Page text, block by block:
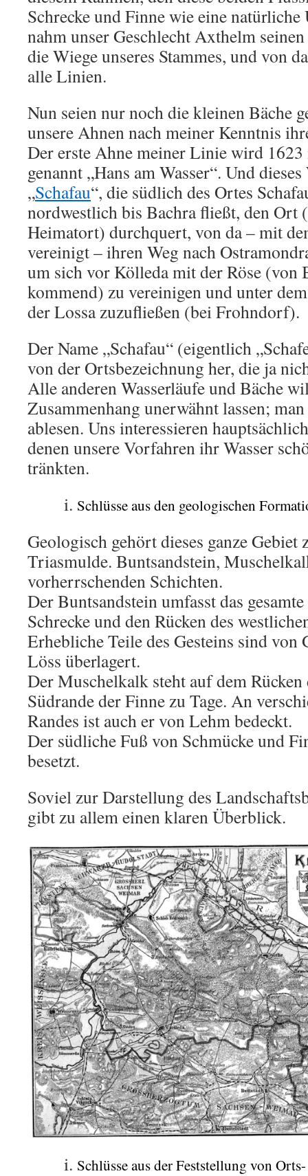
Schrecke und Finne wie eine
nahm unser Geschlecht Axthelm
die Wiege unseres Stammes, und von
alle Linien.
Nun seien nur noch die kleinen Bäche
unsere Ahnen nach meiner Kenntnis
Der erste Ahne meiner Linie wird 1623
genannt „Hans am Wasser“. Und
„Schafau“, die südlich des Ortes
nordwestlich bis Bachra fließt, den Ort
Heimatort) durchquert, von da – mit
vereinigt – ihren Weg nach
um sich vor Kölleda mit der Röse (von
kommend) zu vereinigen und unter
der Lossa zuzufließen (bei Frohndorf).
Der Name „Schafau“ (eigentlich
von der Ortsbezeichnung her, die ja
Alle anderen Wasserläufe und Bäche
Zusammenhang unerwähnt lassen;
ablesen. Uns interessieren
denen unsere Vorfahren ihr Wasser
tränkten.
Schlüsse aus den geologischen
Geologisch gehört dieses ganze
Triasmulde. Buntsandstein,
vorherrschenden Schichten.
Der Buntsandstein umfasst das
Schrecke und den Rücken des
Erhebliche Teile des Gesteins sind von
Löss überlagert.
Der Muschelkalk steht auf dem
Südrande der Finne zu Tage. An
Randes ist auch er von Lehm bedeckt.
Der südliche Fuß von Schmücke und
besetzt.
Soviel zur Darstellung des
gibt zu allem einen klaren Überblick.
Schlüsse aus der Feststellung von